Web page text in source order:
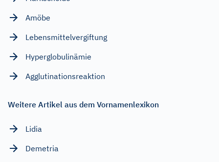
Amöbe
Lebensmittelvergiftung
Hyperglobulinämie
Agglutinationsreaktion
Weitere Artikel aus dem Vornamenlexikon
Lidia
Demetria